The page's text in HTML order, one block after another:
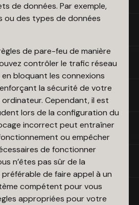
de données. Par exemple,
ou des types de données
de pare-feu de manière
contrôler le trafic réseau
bloquant les connexions
la sécurité de votre
Cependant, il est
lors de la configuration du
incorrect peut entraîner
ou empêcher
de fonctionner
n’êtes pas sûr de la
de faire appel à un
compétent pour vous
appropriées pour votre